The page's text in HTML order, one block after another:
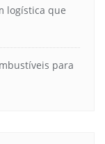
logística que
para